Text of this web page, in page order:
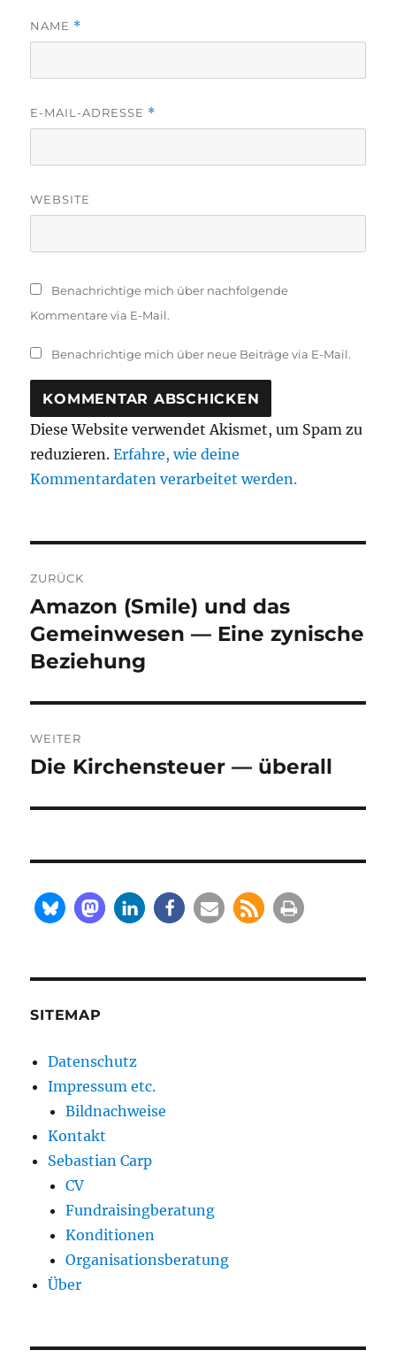
NAME *
E-MAIL-ADRESSE *
WEBSITE
Benachrichtige mich über nachfolgende
Kommentare via E-Mail.
Benachrichtige mich über neue Beiträge via E-Mail.
Diese Website verwendet Akismet, um Spam zu
reduzieren.Erfahre, wie deine
Kommentardaten verarbeitet werden.
ZURÜCK
Vorheriger
Beitrag:
Amazon (Smile) und das
Gemeinwesen — Eine zynische
Beziehung
WEITER
Nächster
Die Kirchensteuer — überall
SITEMAP
Datenschutz
Impressum etc.
Bildnachweise
Kontakt
Sebastian Carp
CV
Fundraisingberatung
Konditionen
Organisationsberatung
Über